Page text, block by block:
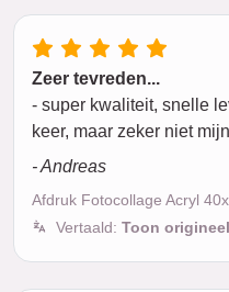
Zeer tevreden...
- super kwaliteit, snelle
keer, maar zeker niet
- Andreas
Afdruk Fotocollage Acryl
Vertaald: Toon